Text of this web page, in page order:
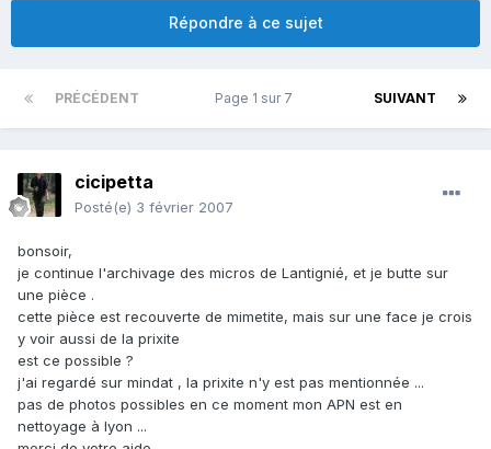
Répondre à ce sujet
PRÉCÉDENT SUIVANT
Page 1 sur 7
cicipetta
Posté(e) 3 février 2007
bonsoir,
je continue l'archivage des micros de Lantignié, et je butte sur
une pièce .
cette pièce est recouverte de mimetite, mais sur une face je crois
y voir aussi de la prixite
est ce possible ?
j'ai regardé sur mindat , la prixite n'y est pas mentionnée ...
pas de photos possibles en ce moment mon APN est en
nettoyage à lyon ...